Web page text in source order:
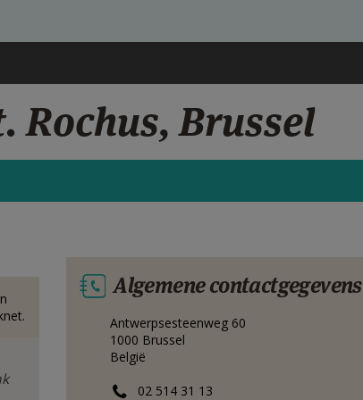
Rochus, Brussel
Algemene contactgegevens
Antwerpsesteenweg 60
1000 Brussel
België
02 514 31 13